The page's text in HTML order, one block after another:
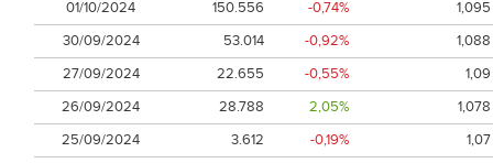
01/10/2024
150.556 -0,74%
1,095
30/09/2024
53.014 -0,92%
1,088
27/09/2024
22.655 -0,55%
1,09
26/09/2024
28.788 2,05%
1,078
25/09/2024
3.612 -0,19%
1,07